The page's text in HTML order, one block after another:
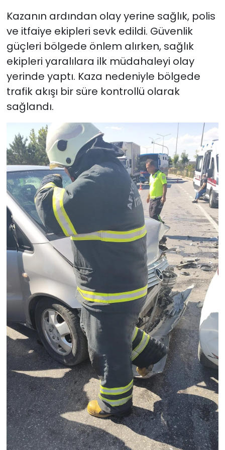
Kazanın ardından olay yerine sağlık, polis
ve itfaiye ekipleri sevk edildi. Güvenlik
güçleri bölgede önlem alırken, sağlık
ekipleri yaralılara ilk müdahaleyi olay
yerinde yaptı. Kaza nedeniyle bölgede
trafik akışı bir süre kontrollü olarak
sağlandı.